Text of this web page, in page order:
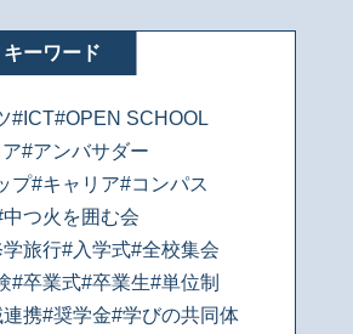
キーワード
#ICT#OPEN SCHOOL
#アンバサダー
プ#キャリア#コンパス
中つ火を囲む会
旅行#入学式#全校集会
#卒業式#卒業生#単位制
携#奨学金#学びの共同体